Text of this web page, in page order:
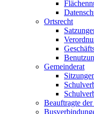
Ortsrecht
Gemeinderat
Beauftragte